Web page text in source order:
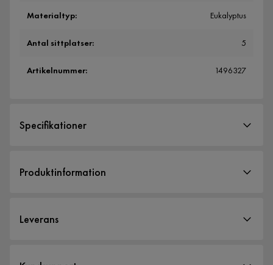
Materialtyp: Eukalyptus
Antal sittplatser: 5
Artikelnummer: 1496327
Specifikationer
Storlek
Produktinformation
Leverans
Leveranssätt